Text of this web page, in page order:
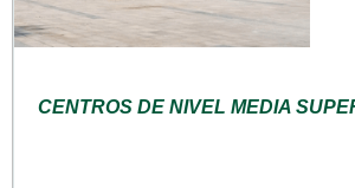
CENTROS DE NIVEL MEDIA